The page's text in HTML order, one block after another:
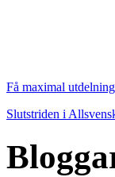
Få maximal
Slutstriden i